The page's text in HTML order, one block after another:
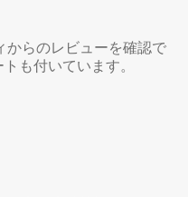
からのレビューを確認で
も付いています。